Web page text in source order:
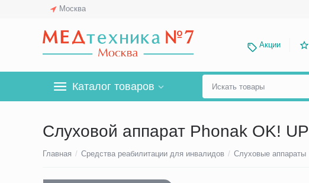
Москва
Акции
Каталог товаров
Слуховой аппарат Phonak OK! UP
Главная / Средства реабилитации для инвалидов / Слуховые аппараты
Б/п доставка внутри МКАД